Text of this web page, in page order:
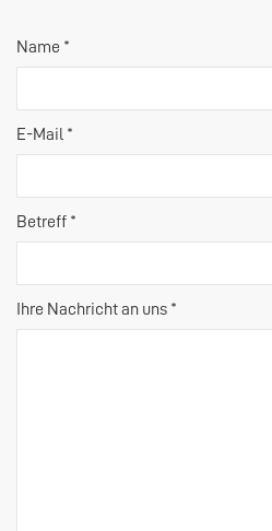
Name *
E-Mail *
Betreff *
Ihre Nachricht an uns *